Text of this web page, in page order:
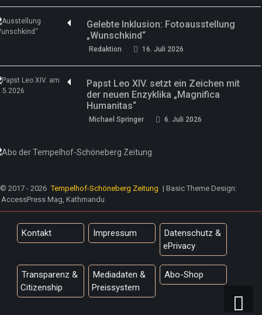
Gelebte Inklusion: Fotoausstellung
„Wunschkind“
Redaktion 16. Juli 2026
Papst Leo XIV. setzt ein Zeichen mit
der neuen Enzyklika „Magnifica
Humanitas“
Michael Springer 6. Juli 2026
© 2017 - 2026 Tempelhof-Schöneberg Zeitung | Basic Theme Design:
AccessPress Mag, Kathmandu
Kontakt Impressum
Datenschutz &
ePrivacy
Transparenz &
Citizenship
Mediadaten &
Preissystem
Abo-Shop